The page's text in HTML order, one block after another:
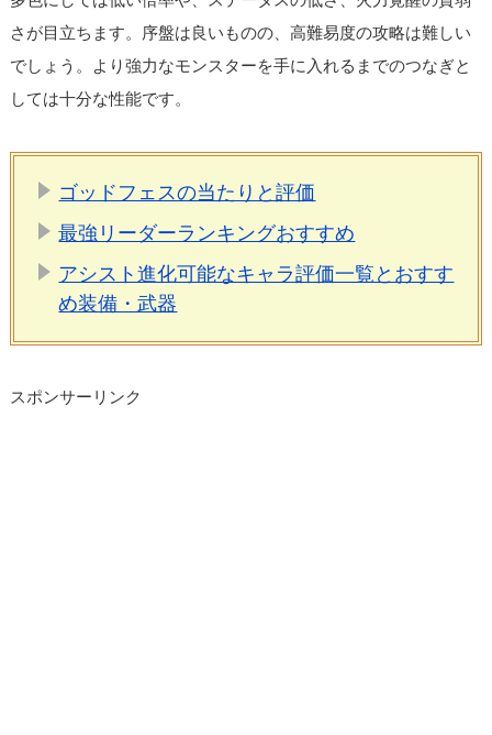
さが目立ちます。序盤は良いものの、高難易度の攻略は難しい
でしょう。より強力なモンスターを手に入れるまでのつなぎと
しては十分な性能です。
ゴッドフェスの当たりと評価
最強リーダーランキングおすすめ
アシスト進化可能なキャラ評価一覧とおすす
め装備・武器
スポンサーリンク